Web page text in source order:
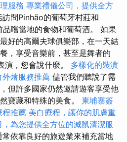
服務 專業禮儀公司，提供全方
訪問Pinhão的葡萄牙村莊和
嚐當地的食物和葡萄酒。 如果
好的高爾夫球俱樂部，在一天結
，享受音樂前，甚至是舞者的
，您會說什麼。 多樣化的裝潢
外燴服務推薦 儘管我們聽說了需
但許多國家仍然邀請遊客享受他
寶藏和特殊的美食。 柬埔寨簽
程推薦 美白療程，讓你的肌膚重
為您提供全方位的滅鼠清潔服
依靠良好的旅遊業來補充當地